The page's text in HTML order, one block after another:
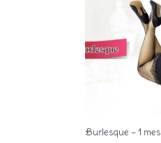
Burlesque – 1 mes